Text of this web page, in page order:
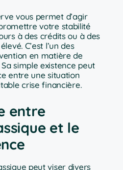
vous permet d’agir
votre stabilité
à des crédits ou à des
C’est l’un des
en matière de
simple existence peut
entre une situation
crise financière.
entre
et le
peut viser divers